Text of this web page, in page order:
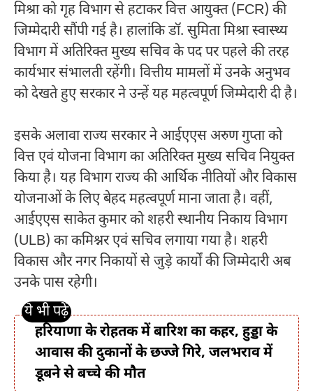
मिश्रा को गृह विभाग से हटाकर वित्त आयुक्त (FCR) की
जिम्मेदारी सौंपी गई है। हालांकि डॉ. सुमिता मिश्रा स्वास्थ्य
विभाग में अतिरिक्त मुख्य सचिव के पद पर पहले की तरह
कार्यभार संभालती रहेंगी। वित्तीय मामलों में उनके अनुभव
को देखते हुए सरकार ने उन्हें यह महत्वपूर्ण जिम्मेदारी दी है।
इसके अलावा राज्य सरकार ने आईएएस अरुण गुप्ता को
वित्त एवं योजना विभाग का अतिरिक्त मुख्य सचिव नियुक्त
किया है। यह विभाग राज्य की आर्थिक नीतियों और विकास
योजनाओं के लिए बेहद महत्वपूर्ण माना जाता है। वहीं,
आईएएस साकेत कुमार को शहरी स्थानीय निकाय विभाग
(ULB) का कमिश्नर एवं सचिव लगाया गया है। शहरी
विकास और नगर निकायों से जुड़े कार्यों की जिम्मेदारी अब
उनके पास रहेगी।
हरियाणा के रोहतक में बारिश का कहर, हुड्डा के
आवास की दुकानों के छज्जे गिरे, जलभराव में
डूबने से बच्चे की मौत